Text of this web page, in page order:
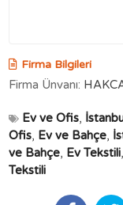
Firma Bilgileri
Firma Ünvanı:
Ev ve Ofis,
Ofis, Ev ve Bahçe,
ve Bahçe, Ev Tekstili,
Tekstili